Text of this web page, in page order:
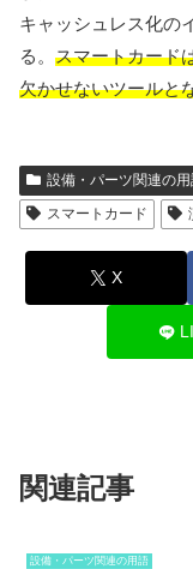
キャッシュレス化の
る。 スマートカード
欠かせないツールと
設備・パーツ関連の用
スマートカード
X
関連記事
設備・パーツ関連の用語